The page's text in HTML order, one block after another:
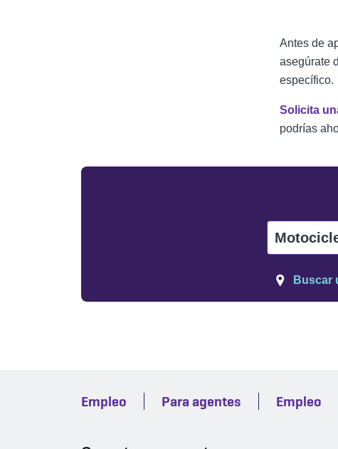
Antes de
asegúrate
específico.
Solicita
podrías
Buscar
Empleo Para agentes Empleo